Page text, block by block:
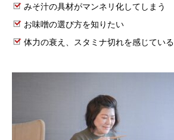
みそ汁の具材がマンネリ化してしまう
お味噌の選び方を知りたい
体力の衰え、スタミナ切れを感じている